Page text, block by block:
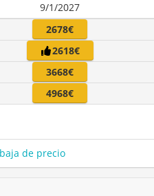
9/1/2027
2678€
2618€
3668€
4968€
de precio